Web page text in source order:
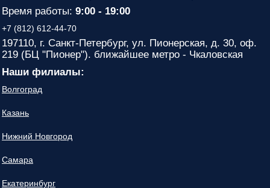
Время работы: 9:00 - 19:00
+7 (812) 612-44-70
197110, г. Санкт-Петербург, ул. Пионерская, д. 30, оф.
219 (БЦ "Пионер"). ближайшее метро - Чкаловская
Наши филиалы:
Волгоград
Казань
Нижний Новгород
Самара
Екатеринбург